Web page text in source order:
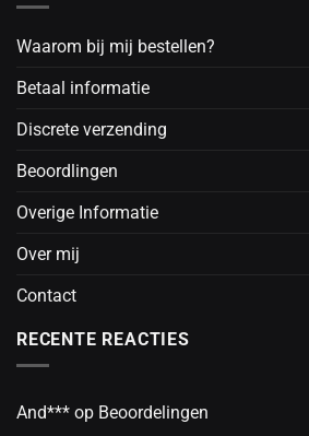
Waarom bij mij bestellen?
Betaal informatie
Discrete verzending
Beoordlingen
Overige Informatie
Over mij
Contact
RECENTE REACTIES
And*** op Beoordelingen